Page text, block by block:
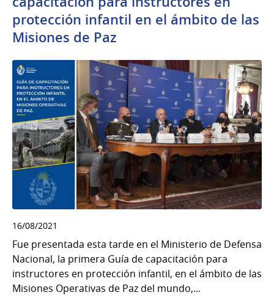
protección infantil en el ámbito de las
Misiones de Paz
16/08/2021
Fue presentada esta tarde en el Ministerio de Defensa
Nacional, la primera Guía de capacitación para
instructores en protección infantil, en el ámbito de las
Misiones Operativas de Paz del mundo,...